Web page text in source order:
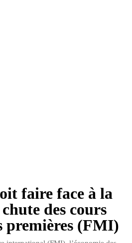
faire face à la
des cours
premières (FMI)